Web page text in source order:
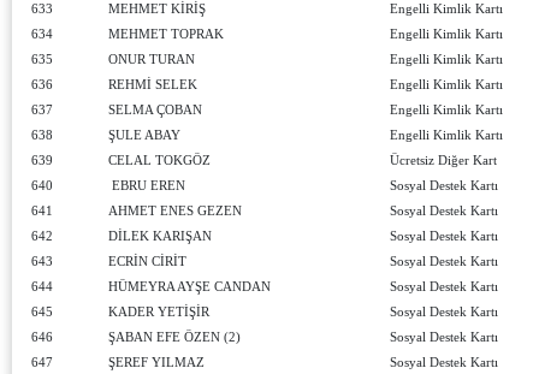
633
MEHMET KİRİŞ
Engelli Kimlik Kartı
634
MEHMET TOPRAK
Engelli Kimlik Kartı
635
ONUR TURAN
Engelli Kimlik Kartı
636
REHMİ SELEK
Engelli Kimlik Kartı
637
SELMA ÇOBAN
Engelli Kimlik Kartı
638
ŞULE ABAY
Engelli Kimlik Kartı
639
CELAL TOKGÖZ
Ücretsiz Diğer Kart
640
EBRU EREN
Sosyal Destek Kartı
641
AHMET ENES GEZEN
Sosyal Destek Kartı
642
DİLEK KARIŞAN
Sosyal Destek Kartı
643
ECRİN CİRİT
Sosyal Destek Kartı
644
HÜMEYRA AYŞE CANDAN
Sosyal Destek Kartı
645
KADER YETİŞİR
Sosyal Destek Kartı
646
ŞABAN EFE ÖZEN (2)
Sosyal Destek Kartı
647
ŞEREF YILMAZ Sosyal Destek Kartı